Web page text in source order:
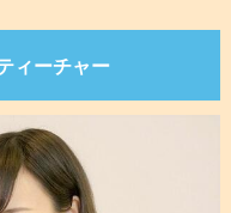
ィーチャー